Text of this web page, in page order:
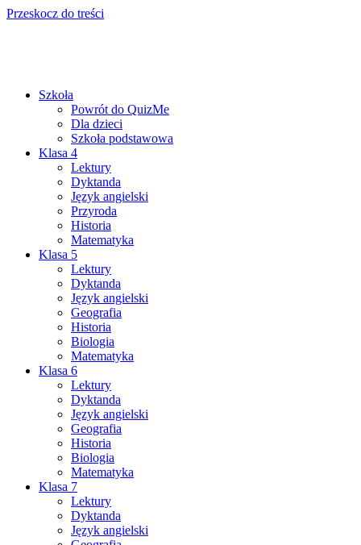
Przeskocz do treści
Szkoła
Powrót do QuizMe
Dla dzieci
Szkoła podstawowa
Klasa 4
Lektury
Dyktanda
Język angielski
Przyroda
Historia
Matematyka
Klasa 5
Lektury
Dyktanda
Język angielski
Geografia
Historia
Biologia
Matematyka
Klasa 6
Lektury
Dyktanda
Język angielski
Geografia
Historia
Biologia
Matematyka
Klasa 7
Lektury
Dyktanda
Język angielski